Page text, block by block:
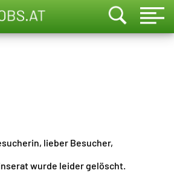
lieber Besucher,
wurde leider gelöscht.